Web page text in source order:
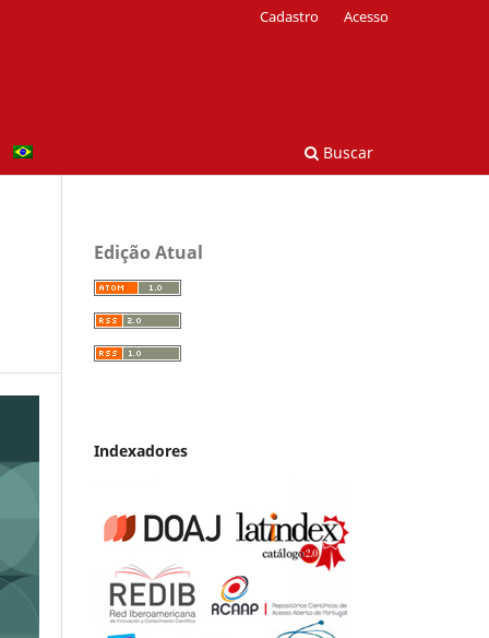
Buscar
Cadastro Acesso
Edição Atual
Indexadores